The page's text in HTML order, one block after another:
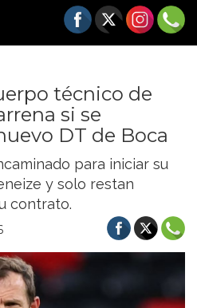
técnico de
si se
DT de Boca
para iniciar su
y solo restan
contrato.